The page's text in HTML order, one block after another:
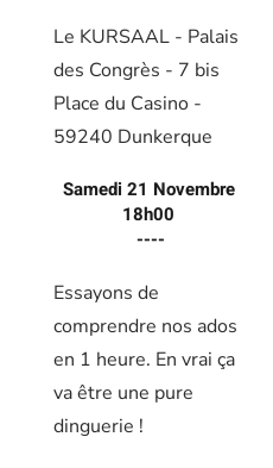
Le KURSAAL - Palais
des Congrès - 7 bis
Place du Casino -
59240 Dunkerque
Samedi 21 Novembre
18h00
----
Essayons de
comprendre nos ados
en 1 heure. En vrai ça
va être une pure
dinguerie !